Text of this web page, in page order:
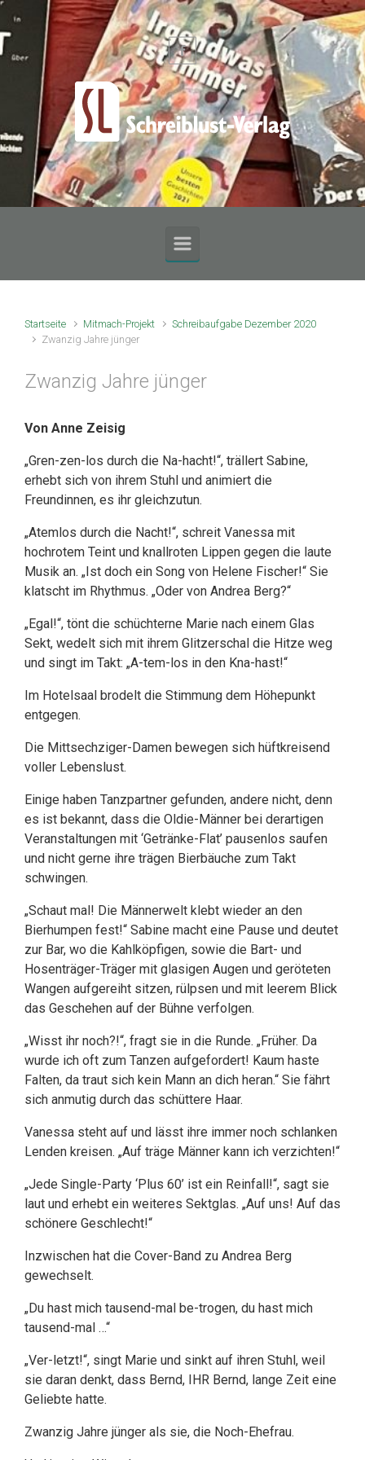
Zum Hauptinhalt springen
Startseite Mitmach-Projekt
Schreibaufgabe Dezember 2020
Zwanzig Jahre jünger
Zwanzig Jahre jünger
Von Anne Zeisig
„Gren-zen-los durch die Na-hacht!“, trällert Sabine,
erhebt sich von ihrem Stuhl und animiert die
Freundinnen, es ihr gleichzutun.
„Atemlos durch die Nacht!“, schreit Vanessa mit
hochrotem Teint und knallroten Lippen gegen die laute
Musik an. „Ist doch ein Song von Helene Fischer!“ Sie
klatscht im Rhythmus. „Oder von Andrea Berg?“
„Egal!“, tönt die schüchterne Marie nach einem Glas
Sekt, wedelt sich mit ihrem Glitzerschal die Hitze weg
und singt im Takt: „A-tem-los in den Kna-hast!“
Im Hotelsaal brodelt die Stimmung dem Höhepunkt
entgegen.
Die Mittsechziger-Damen bewegen sich hüftkreisend
voller Lebenslust.
Einige haben Tanzpartner gefunden, andere nicht, denn
es ist bekannt, dass die Oldie-Männer bei derartigen
Veranstaltungen mit ‘Getränke-Flat’ pausenlos saufen
und nicht gerne ihre trägen Bierbäuche zum Takt
schwingen.
„Schaut mal! Die Männerwelt klebt wieder an den
Bierhumpen fest!“ Sabine macht eine Pause und deutet
zur Bar, wo die Kahlköpfigen, sowie die Bart- und
Hosenträger-Träger mit glasigen Augen und geröteten
Wangen aufgereiht sitzen, rülpsen und mit leerem Blick
das Geschehen auf der Bühne verfolgen.
„Wisst ihr noch?!“, fragt sie in die Runde. „Früher. Da
wurde ich oft zum Tanzen aufgefordert! Kaum haste
Falten, da traut sich kein Mann an dich heran.“ Sie fährt
sich anmutig durch das schüttere Haar.
Vanessa steht auf und lässt ihre immer noch schlanken
Lenden kreisen. „Auf träge Männer kann ich verzichten!“
„Jede Single-Party ‘Plus 60’ ist ein Reinfall!“, sagt sie
laut und erhebt ein weiteres Sektglas. „Auf uns! Auf das
schönere Geschlecht!“
Inzwischen hat die Cover-Band zu Andrea Berg
gewechselt.
„Du hast mich tausend-mal be-trogen, du hast mich
tausend-mal …“
„Ver-letzt!“, singt Marie und sinkt auf ihren Stuhl, weil
sie daran denkt, dass Bernd, IHR Bernd, lange Zeit eine
Geliebte hatte.
Zwanzig Jahre jünger als sie, die Noch-Ehefrau.